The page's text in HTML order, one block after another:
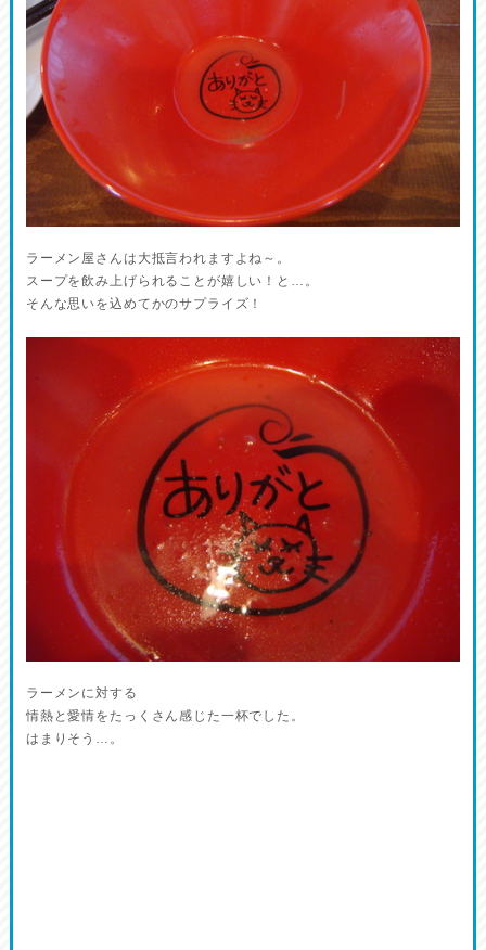
ラーメン屋さんは大抵言われますよね～。
スープを飲み上げられることが嬉しい！と…。
そんな思いを込めてかのサプライズ！
ラーメンに対する
情熱と愛情をたっくさん感じた一杯でした。
はまりそう…。